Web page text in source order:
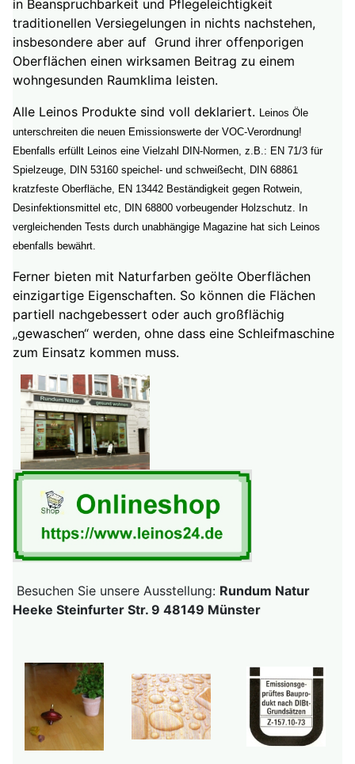
in Beanspruchbarkeit und Pflegeleichtigkeit
traditionellen Versiegelungen in nichts nachstehen,
insbesondere aber auf Grund ihrer offenporigen
Oberflächen einen wirksamen Beitrag zu einem
wohngesunden Raumklima leisten.
Alle Leinos Produkte sind voll deklariert. Leinos Öle
unterschreiten die neuen Emissionswerte der VOC-Verordnung!
Ebenfalls erfüllt Leinos eine Vielzahl DIN-Normen, z.B.: EN 71/3 für
Spielzeuge, DIN 53160 speichel- und schweißecht, DIN 68861
kratzfeste Oberfläche, EN 13442 Beständigkeit gegen Rotwein,
Desinfektionsmittel etc, DIN 68800 vorbeugender Holzschutz. In
vergleichenden Tests durch unabhängige Magazine hat sich Leinos
ebenfalls bewährt.
Ferner bieten mit Naturfarben geölte Oberflächen
einzigartige Eigenschaften. So können die Flächen
partiell nachgebessert oder auch großflächig
„gewaschen“ werden, ohne dass eine Schleifmaschine
zum Einsatz kommen muss.
Besuchen Sie unsere Ausstellung: Rundum Natur
Heeke Steinfurter Str. 9 48149 Münster